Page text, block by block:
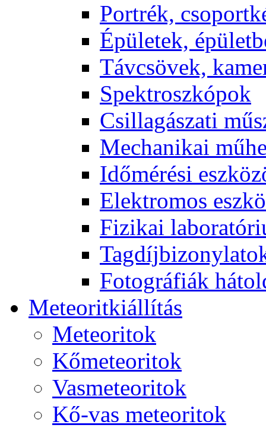
Port­rék,
Épü­le­tek,
Táv­csö­vek,
Spekt­rosz­kó­pok
Csil­la­gá­sza­ti
Me­cha­ni­kai
Idő­mé­ré­si
Elekt­ro­mos
Fi­zi­kai
Fo­tog­rá­fi­ák
Me­te­o­rit­ki­ál­lí­tás
Me­te­o­ri­tok
Kő­me­te­o­ri­tok
Vas­me­te­o­ri­tok
Kő-vas me­te­o­ri­tok